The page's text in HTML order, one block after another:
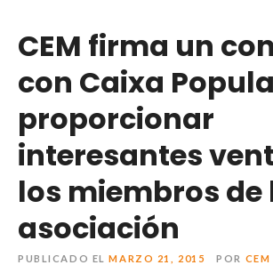
CEM firma un
con Caixa
proporcionar
interesantes
los miembros de
asociación
PUBLICADO EL MARZO 21, 2015 POR CEM